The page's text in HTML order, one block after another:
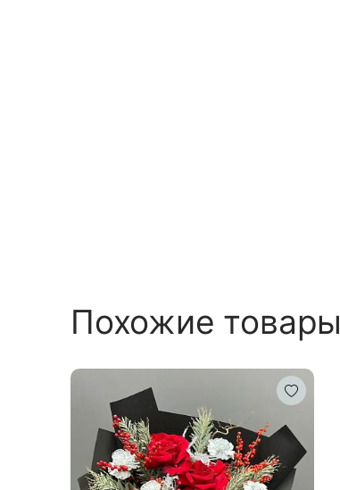
Похожие товары